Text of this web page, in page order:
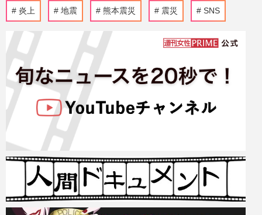
炎上 地震 熊本震災 震災 SNS